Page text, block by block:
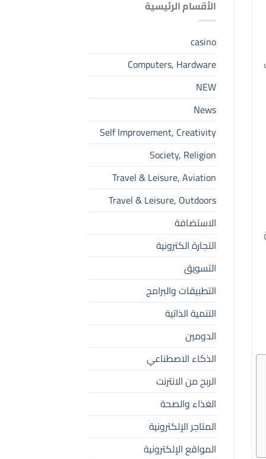
الأقسام الرئيسية
casino
Computers, Hardware
NEW
News
Self Improvement, Creativity
Society, Religion
Travel & Leisure, Aviation
Travel & Leisure, Outdoors
الاستضافة
التجارة الكترونية
التسويق
التطبيقات والبرامج
التنمية الذاتية
الدومين
الذكاء الاصطناعي
الربح من الانترنت
الغذاء والصحة
المتاجر الإلكترونية
المواقع الإلكترونية